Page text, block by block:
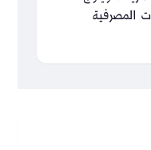
المصرفية